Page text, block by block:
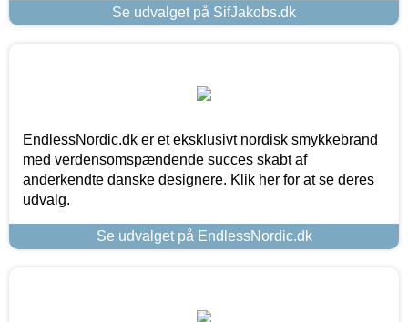
Se udvalget på SifJakobs.dk
EndlessNordic.dk er et eksklusivt nordisk smykkebrand
med verdensomspændende succes skabt af
anderkendte danske designere. Klik her for at se deres
udvalg.
Se udvalget på EndlessNordic.dk